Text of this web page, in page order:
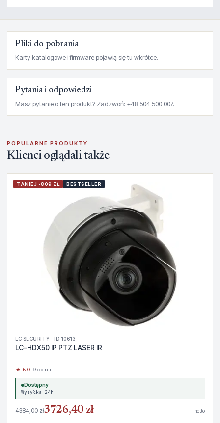
Pliki do pobrania
Karty katalogowe i firmware pojawią się tu wkrótce.
Pytania i odpowiedzi
Masz pytanie o ten produkt? Zadzwoń: +48 504 500 007.
POPULARNE PRODUKTY
Klienci oglądali także
TANIEJ -809 ZŁ BESTSELLER
LC SECURITY · ID 10613
LC-HDX50 IP PTZ LASER IR
★ 5.0· 9 opinii
Dostępny
Wysyłka 24h
4384,00 zł3726,40 zł netto